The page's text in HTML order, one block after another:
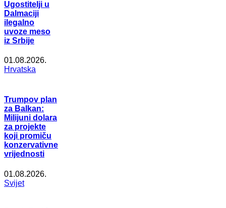
Ugostitelji u
Dalmaciji
ilegalno
uvoze meso
iz Srbije
01.08.2026.
Hrvatska
Trumpov plan
za Balkan:
Milijuni dolara
za projekte
koji promiču
konzervativne
vrijednosti
01.08.2026.
Svijet